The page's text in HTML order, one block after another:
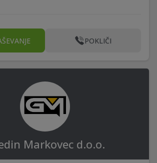
POKLIČI
Markovec d.o.o.